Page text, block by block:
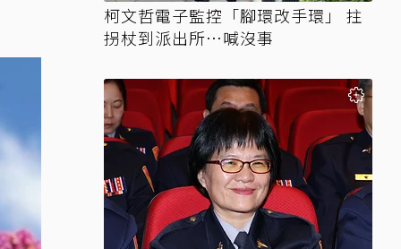
柯文哲電子監控「腳環改手環」 拄
拐杖到派出所…喊沒事